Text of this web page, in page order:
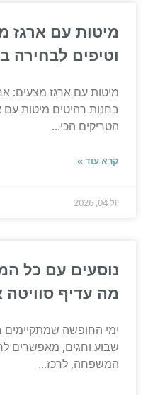
מיטות עם ארגז
וטיפים לבחירה
מיטות עם ארגז מצעים:
בחנות רהיטים מיטות
הטריקים הכי...
קרא עוד »
יול 04, 2026
נוסעים עם כל
מה עדיף
ימי החופשה שמתקיימים
שבוע וחגים, מאפשרים
המשפחה, לרכז...